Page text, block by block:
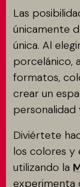
Las
únicamente
única. Al
porcelánico,
formatos,
crear un
Diviértete
los colores y
utilizando la
experimenta